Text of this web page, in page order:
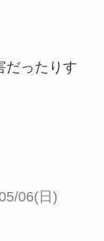
だったりす
06(日)